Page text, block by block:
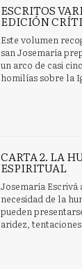
ESCRITOS
EDICIÓN
Este volumen
san Josemaría
un arco de casi
homilías sobre la
CARTA 2. LA
ESPIRITUAL
Josemaría Escrivá
necesidad de la
pueden
aridez,